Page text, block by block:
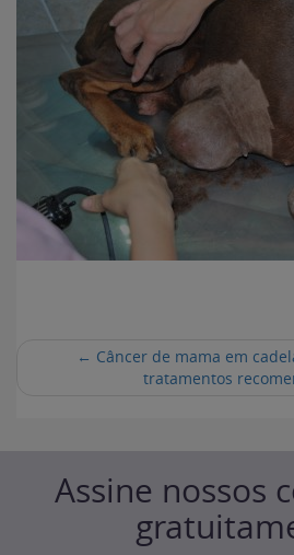
← Câncer de mama em
tratamentos
Assine nossos